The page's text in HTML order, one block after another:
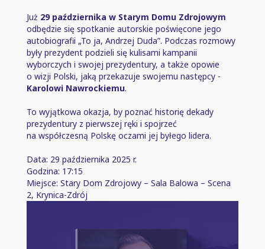
Już 29 października w Starym Domu Zdrojowym
odbędzie się spotkanie autorskie poświęcone jego
autobiografii „To ja, Andrzej Duda”. Podczas rozmowy
były prezydent podzieli się kulisami kampanii
wyborczych i swojej prezydentury, a także opowie
o wizji Polski, jaką przekazuje swojemu następcy -
Karolowi Nawrockiemu.
To wyjątkowa okazja, by poznać historię dekady
prezydentury z pierwszej ręki i spojrzeć
na współczesną Polskę oczami jej byłego lidera.
Data: 29 października 2025 r.
Godzina: 17:15
Miejsce: Stary Dom Zdrojowy ⁠–⁠ Sala Balowa ⁠–⁠ Scena
2, Krynica-Zdrój